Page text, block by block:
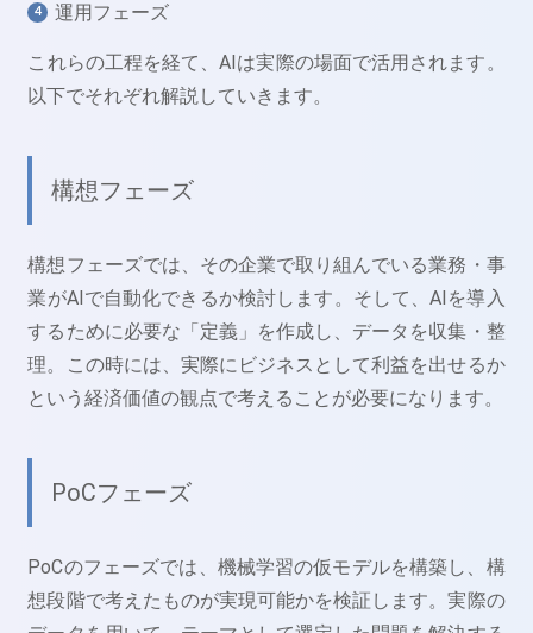
運用フェーズ
これらの工程を経て、AIは実際の場面で活用されます。
以下でそれぞれ解説していきます。
構想フェーズ
構想フェーズでは、その企業で取り組んでいる業務・事
業がAIで自動化できるか検討します。そして、AIを導入
するために必要な「定義」を作成し、データを収集・整
理。この時には、実際にビジネスとして利益を出せるか
という経済価値の観点で考えることが必要になります。
PoCフェーズ
PoCのフェーズでは、機械学習の仮モデルを構築し、構
想段階で考えたものが実現可能かを検証します。実際の